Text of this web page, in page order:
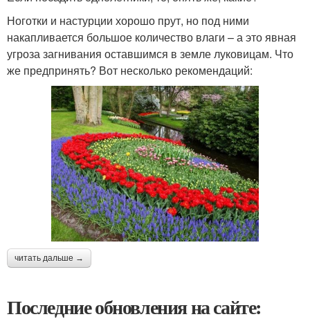
Ноготки и настурции хорошо прут, но под ними
накапливается большое количество влаги – а это явная
угроза загнивания оставшимся в земле луковицам. Что
же предпринять? Вот несколько рекомендаций:
читать дальше →
Последние обновления на сайте: